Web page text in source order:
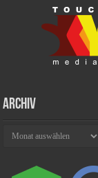
Archiv